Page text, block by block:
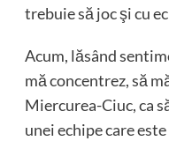
trebuie să joc şi cu
Acum, lăsând
mă concentrez, să
Miercurea-Ciuc, ca
unei echipe care